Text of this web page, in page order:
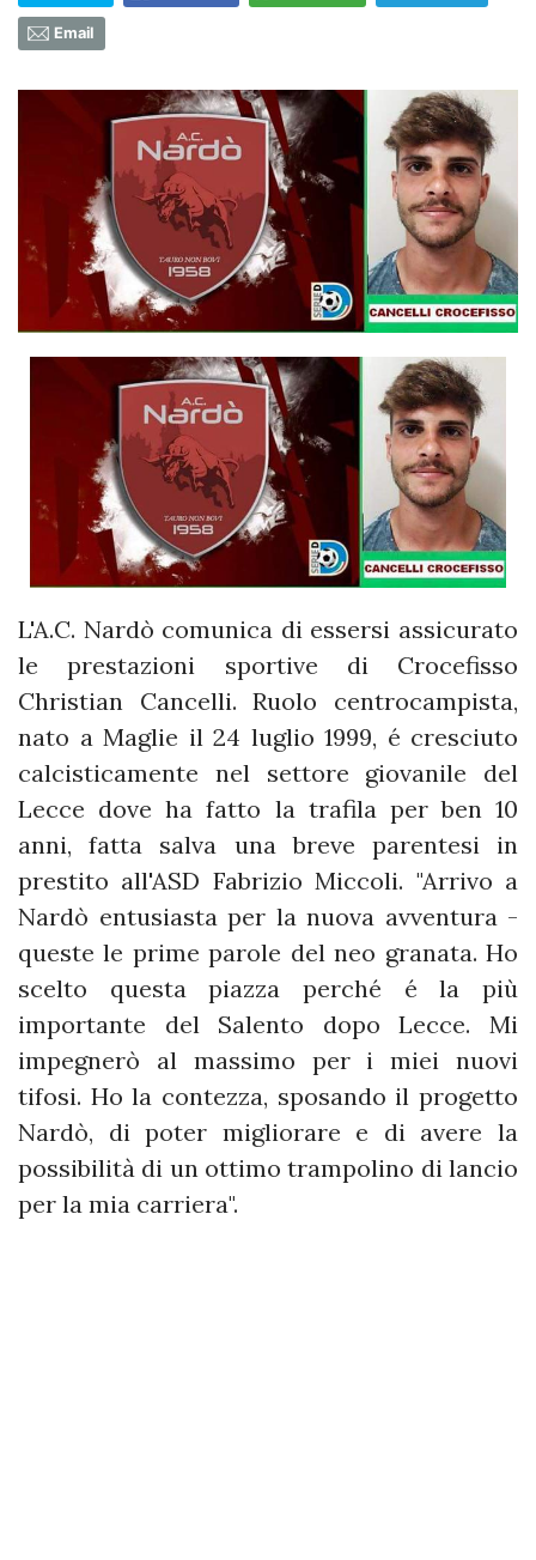
Email
L'A.C. Nardò comunica di essersi assicurato
le prestazioni sportive di Crocefisso
Christian Cancelli. Ruolo centrocampista,
nato a Maglie​ il 24 luglio 1999, é cresciuto
calcisticamente nel settore giovanile del
Lecce dove ha fatto la trafila per ben 10
anni, fatta salva una breve parentesi in
prestito all'ASD Fabrizio Miccoli. "Arrivo a
Nardò entusiasta per la nuova avventura​ -
queste le prime parole del neo granata. Ho
scelto questa piazza perché é la più
importante del Salento dopo Lecce. Mi
impegnerò al massimo per i miei nuovi
tifosi. Ho la contezza, sposando il progetto
Nardò, di poter migliorare e di avere la
possibilità di un ottimo trampolino di lancio
per la mia carriera".​